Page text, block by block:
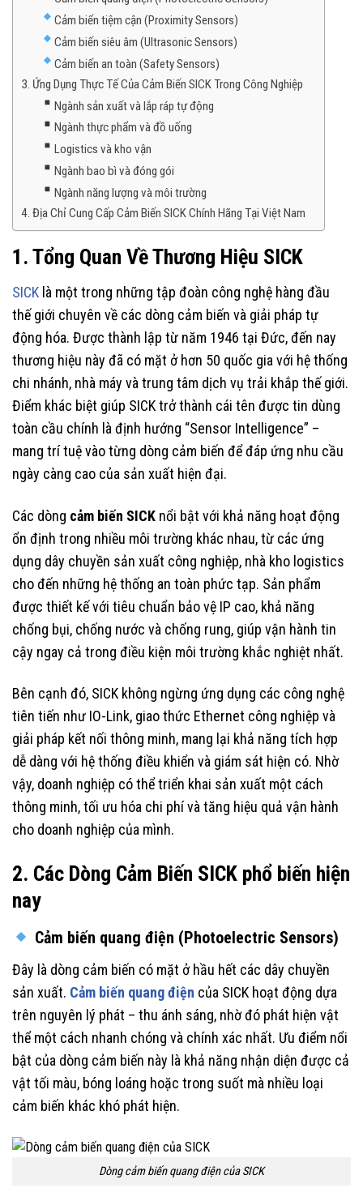
Cảm biến tiệm cận (Proximity Sensors)
Cảm biến siêu âm (Ultrasonic Sensors)
Cảm biến an toàn (Safety Sensors)
3. Ứng Dụng Thực Tế Của Cảm Biến SICK Trong Công Nghiệp
Ngành sản xuất và lắp ráp tự động
Ngành thực phẩm và đồ uống
Logistics và kho vận
Ngành bao bì và đóng gói
Ngành năng lượng và môi trường
4. Địa Chỉ Cung Cấp Cảm Biến SICK Chính Hãng Tại Việt Nam
1. Tổng Quan Về Thương Hiệu SICK
SICK là một trong những tập đoàn công nghệ hàng đầu
thế giới chuyên về các dòng cảm biến và giải pháp tự
động hóa. Được thành lập từ năm 1946 tại Đức, đến nay
thương hiệu này đã có mặt ở hơn 50 quốc gia với hệ thống
chi nhánh, nhà máy và trung tâm dịch vụ trải khắp thế giới.
Điểm khác biệt giúp SICK trở thành cái tên được tin dùng
toàn cầu chính là định hướng “Sensor Intelligence” –
mang trí tuệ vào từng dòng cảm biến để đáp ứng nhu cầu
ngày càng cao của sản xuất hiện đại.
Các dòng cảm biến SICK nổi bật với khả năng hoạt động
ổn định trong nhiều môi trường khác nhau, từ các ứng
dụng dây chuyền sản xuất công nghiệp, nhà kho logistics
cho đến những hệ thống an toàn phức tạp. Sản phẩm
được thiết kế với tiêu chuẩn bảo vệ IP cao, khả năng
chống bụi, chống nước và chống rung, giúp vận hành tin
cậy ngay cả trong điều kiện môi trường khắc nghiệt nhất.
Bên cạnh đó, SICK không ngừng ứng dụng các công nghệ
tiên tiến như IO-Link, giao thức Ethernet công nghiệp và
giải pháp kết nối thông minh, mang lại khả năng tích hợp
dễ dàng với hệ thống điều khiển và giám sát hiện có. Nhờ
vậy, doanh nghiệp có thể triển khai sản xuất một cách
thông minh, tối ưu hóa chi phí và tăng hiệu quả vận hành
cho doanh nghiệp của mình.
2. Các Dòng Cảm Biến SICK phổ biến hiện
nay
Cảm biến quang điện (Photoelectric Sensors)
Đây là dòng cảm biến có mặt ở hầu hết các dây chuyền
sản xuất. Cảm biến quang điện của SICK hoạt động dựa
trên nguyên lý phát – thu ánh sáng, nhờ đó phát hiện vật
thể một cách nhanh chóng và chính xác nhất. Ưu điểm nổi
bật của dòng cảm biến này là khả năng nhận diện được cả
vật tối màu, bóng loáng hoặc trong suốt mà nhiều loại
cảm biến khác khó phát hiện.
Dòng cảm biến quang điện của SICK